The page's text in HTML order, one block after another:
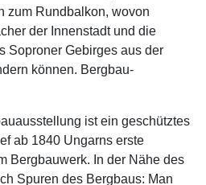
zum Rundbalkon, wovon
der Innenstadt und die
Soproner Gebirges aus der
können. Bergbau-
ist ein geschütztes
ab 1840 Ungarns erste
Bergbauwerk. In der Nähe des
Spuren des Bergbaus: Man